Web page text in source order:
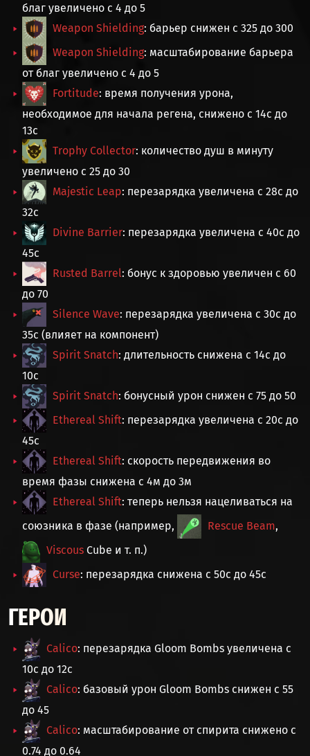
благ увеличено с 4 до 5
Weapon Shielding: барьер снижен с 325 до 300
Weapon Shielding: масштабирование барьера
от благ увеличено с 4 до 5
Fortitude: время получения урона,
необходимое для начала регена, снижено с 14с до
13с
Trophy Collector: количество душ в минуту
увеличено с 25 до 30
Majestic Leap: перезарядка увеличена с 28с до
32с
Divine Barrier: перезарядка увеличена с 40с до
45с
Rusted Barrel: бонус к здоровью увеличен с 60
до 70
Silence Wave: перезарядка увеличена с 30с до
35с (влияет на компонент)
Spirit Snatch: длительность снижена с 14с до
10с
Spirit Snatch: бонусный урон снижен с 75 до 50
Ethereal Shift: перезарядка увеличена с 20с до
45с
Ethereal Shift: скорость передвижения во
время фазы снижена с 4м до 3м
Ethereal Shift: теперь нельзя нацеливаться на
союзника в фазе (например,
Rescue Beam,
ViscousCube и т. п.)
Curse: перезарядка снижена с 50с до 45с
ГЕРОИ
Calico: перезарядка Gloom Bombs увеличена с
10с до 12с
Calico: базовый урон Gloom Bombs снижен с 55
до 45
Calico: масштабирование от спирита снижено с
0.74 до 0.64